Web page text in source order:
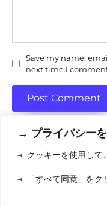
→ プライバシー
→ クッキーを使用して
→ 「すべて同意」をク
Save my name,
next time I
利用規約(りよう